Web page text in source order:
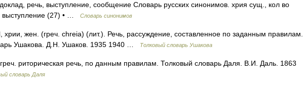
речь, выступление, сообщение Словарь русских синонимов. хрия сущ., кол во
выступление (27) • …
Словарь синонимов
жен. (греч. chreia) (лит.). Речь, рассуждение, составленное по заданным правилам.
Ушакова. Д.Н. Ушаков. 1935 1940 …
Толковый словарь Ушакова
риторическая речь, по данным правилам. Толковый словарь Даля. В.И. Даль. 1863
словарь Даля